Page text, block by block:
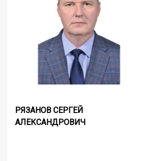
РЯЗАНОВ СЕРГЕЙ
АЛЕКСАНДРОВИЧ